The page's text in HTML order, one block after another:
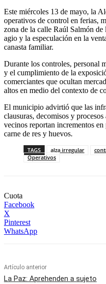
Este miércoles 13 de mayo, la
operativos de control en ferias,
zona de la calle Raúl Salmón
agio y la especulación en la
canasta familiar.
Durante los controles, personal
y el cumplimiento de la
comerciantes que ocultan
altos en medio del contexto de
El municipio advirtió que las
clausuras, decomisos y
vecinos reportan incrementos
carne de res y huevos.
TAGS alza irregular
Operativos
Cuota
Facebook
X
Pinterest
WhatsApp
Artículo anterior
La Paz: Aprehenden a sujeto